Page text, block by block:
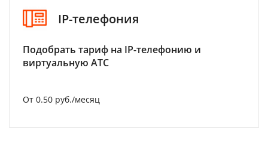
IP-телефония
Подобрать тариф на IP-телефонию и
виртуальную АТС
От 0.50 руб./месяц